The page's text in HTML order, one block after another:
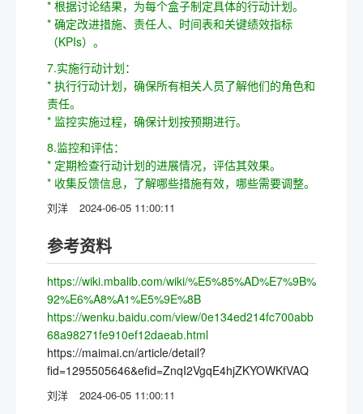
* 根据讨论结果，为每个盒子制定具体的行动计划。
* 确定改进措施、责任人、时间表和关键绩效指标
（KPIs）。
7.实施行动计划：
* 执行行动计划，确保所有相关人员了解他们的角色和
责任。
* 监控实施过程，确保计划按预期进行。
8.监控和评估：
* 定期检查行动计划的进展情况，评估其效果。
* 收集反馈信息，了解哪些措施有效，哪些需要调整。
刘洋 2024-06-05 11:00:11
参考资料
https://wiki.mbalib.com/wiki/%E5%85%AD%E7%9B%
92%E6%A8%A1%E5%9E%8B
https://wenku.baidu.com/view/0e134ed214fc700abb
68a98271fe910ef12daeab.html
https://maimai.cn/article/detail?
fid=1295505646&efid=ZnqI2VgqE4hjZKYOWKfVAQ
刘洋 2024-06-05 11:00:11